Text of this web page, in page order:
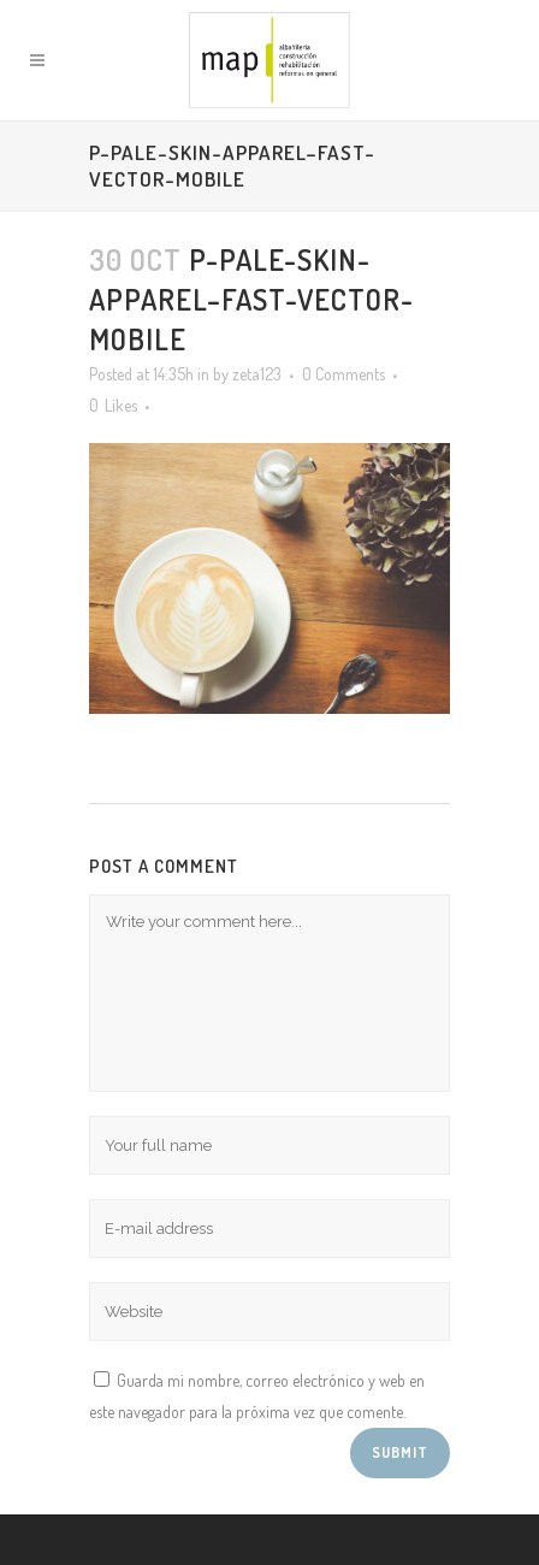
P-PALE-SKIN-APPAREL–FAST-
VECTOR-MOBILE
30 OCT P-PALE-SKIN-
APPAREL–FAST-VECTOR-
MOBILE
Posted at 14:35h in byzeta123
0 Comments
0 Likes
POST A COMMENT
Guarda mi nombre, correo electrónico y web en
este navegador para la próxima vez que comente.